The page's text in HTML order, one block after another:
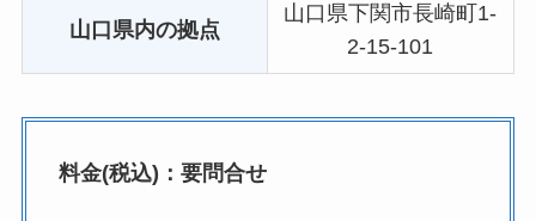
山口県内の拠点
山口県下関市長崎町1-
2-15-101
料金(税込)：要問合せ